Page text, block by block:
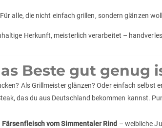
Für alle, die nicht einfach grillen, sondern glänzen
Herkunft, meisterlich verarbeitet –
Beste gut genug
Als Grillmeister glänzen? Oder einfach selbst
das du aus Deutschland bekommen kannst.
Färsenfleisch vom Simmentaler Rind – weibliche